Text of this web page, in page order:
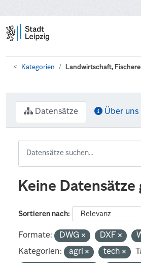
Kategorien Landwirtschaft,
Datensätze Über uns
Keine Datensätze
Sortieren nach
Formate: DWG DXF
Kategorien:
agri tech